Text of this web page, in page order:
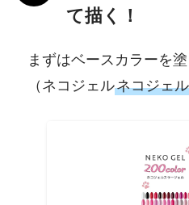
て描く！
まずはベースカラーを塗
（ネコジェルネコジェ